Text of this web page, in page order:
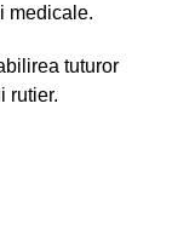
medicale.
tuturor
rutier.